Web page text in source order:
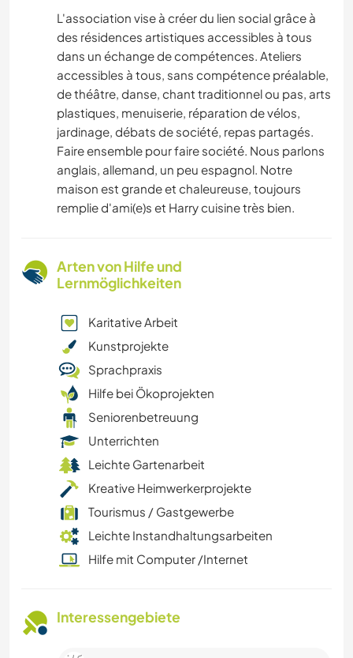
L'association vise à créer du lien social grâce à
des résidences artistiques accessibles à tous
dans un échange de compétences. Ateliers
accessibles à tous, sans compétence préalable,
de théâtre, danse, chant traditionnel ou pas, arts
plastiques, menuiserie, réparation de vélos,
jardinage, débats de société, repas partagés.
Faire ensemble pour faire société. Nous parlons
anglais, allemand, un peu espagnol. Notre
maison est grande et chaleureuse, toujours
remplie d'ami(e)s et Harry cuisine très bien.
Arten von Hilfe und
Lernmöglichkeiten
Karitative Arbeit
Kunstprojekte
Sprachpraxis
Hilfe bei Ökoprojekten
Seniorenbetreuung
Unterrichten
Leichte Gartenarbeit
Kreative Heimwerkerprojekte
Tourismus / Gastgewerbe
Leichte Instandhaltungsarbeiten
Hilfe mit Computer /Internet
Interessengebiete